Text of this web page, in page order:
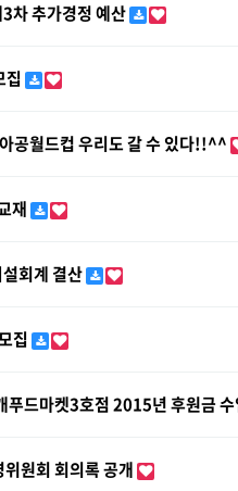
차 추가경정 예산
집
공월드컵 우리도 갈 수 있다!!^^
재
회계 결산
집
푸드마켓3호점 2015년 후원금
원회 회의록 공개